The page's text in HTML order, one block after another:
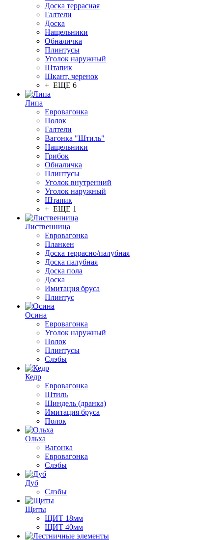
Доска террасная
Галтели
Доска
Нащельники
Обналичка
Плинтусы
Уголок наружный
Штапик
Шкант, черенок
+ ЕЩЕ 6
Липа
Евровагонка
Полок
Галтели
Вагонка "Штиль"
Нащельники
Грибок
Обналичка
Плинтусы
Уголок внутренний
Уголок наружный
Штапик
+ ЕЩЕ 1
Лиственница
Евровагонка
Планкен
Доска террасно/палубная
Доска палубная
Доска пола
Доска
Имитация бруса
Плинтус
Осина
Евровагонка
Уголок наружный
Полок
Плинтусы
Слэбы
Кедр
Евровагонка
Штиль
Шиндель (дранка)
Имитация бруса
Полок
Ольха
Вагонка
Евровагонка
Слэбы
Дуб
Слэбы
Щиты
ЩИТ 18мм
ЩИТ 40мм